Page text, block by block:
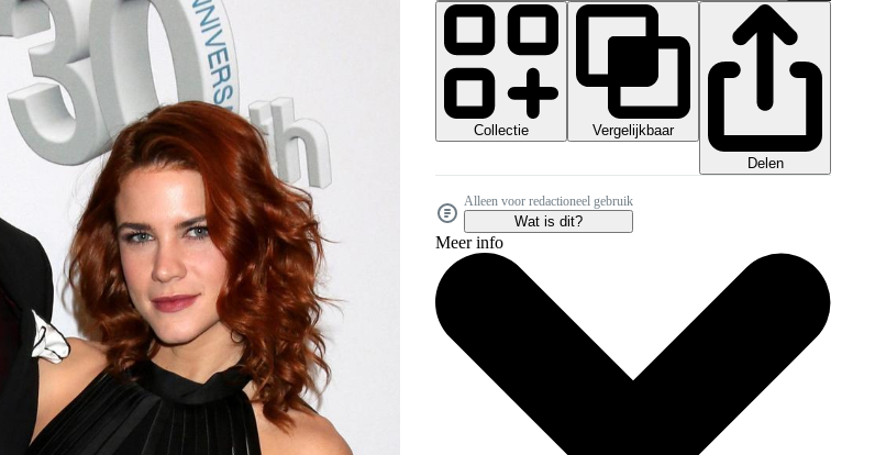
Collectie
Vergelijkbaar
Delen
Alleen voor redactioneel gebruik
Wat is dit?
Meer info